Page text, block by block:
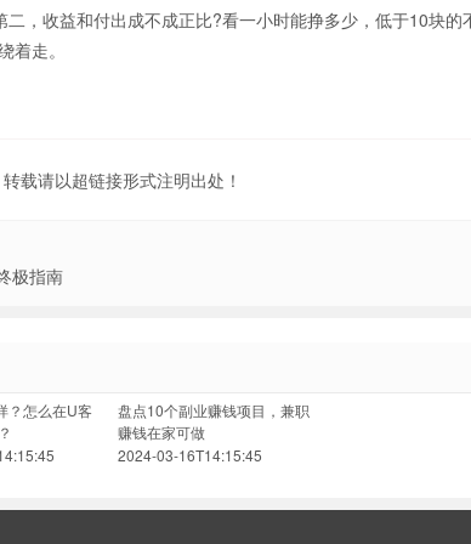
收益和付出成不成正比?看一小时能挣多少，低于10块的
走。
载请以超链接形式注明出处！
极指南
？怎么在U客
盘点10个副业赚钱项目，兼职
赚钱在家可做
2024-03-16T14:15:45